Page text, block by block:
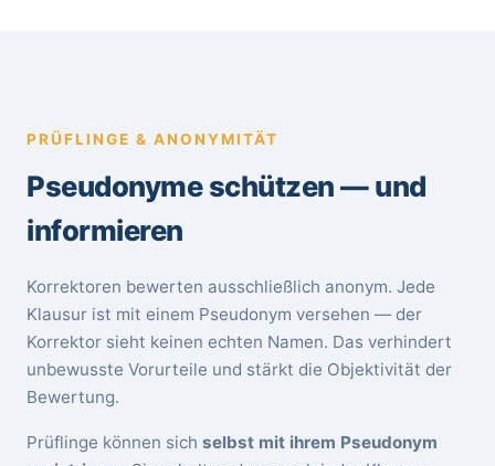
PRÜFLINGE & ANONYMITÄT
Pseudonyme schützen — und
informieren
Korrektoren bewerten ausschließlich anonym. Jede
Klausur ist mit einem Pseudonym versehen — der
Korrektor sieht keinen echten Namen. Das verhindert
unbewusste Vorurteile und stärkt die Objektivität der
Bewertung.
Prüflinge können sich selbst mit ihrem Pseudonym